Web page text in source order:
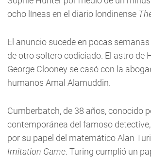
ocho líneas en el diario londinense
El anuncio sucede en pocas
de otro soltero codiciado. El astro de
George Clooney se casó con la
humanos Amal Alamuddin.
Cumberbatch, de 38 años, conocido
contemporánea del famoso
por su papel del matemático Alan
Imitation Game. Turing cumplió un